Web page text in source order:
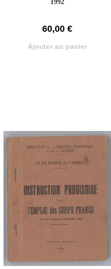
1992
60,00 €
Ajouter au panier